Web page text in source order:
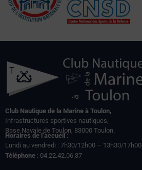
Club Nautique de la Marine à Toulon,
Infrastructures sportives nautiques,
Base Navale de Toulon, 83000 Toulon.
Horaires de l’accueil :
Lundi au vendredi : 7h30/12h00 – 13h30/17h00
Téléphone : 04.22.42.06.37